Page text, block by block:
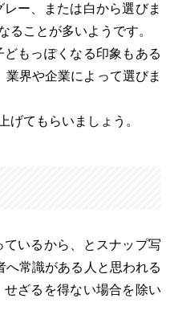
ー、または白から選びま
ることが多いようです。
もっぽくなる印象もある
界や企業によって選びま
げてもらいましょう。
いるから、とスナップ写
常識がある人と思われる
ざるを得ない場合を除い